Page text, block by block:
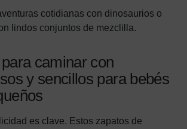
cotidianas con dinosaurios o
lindos conjuntos de mezclilla.
caminar con
y sencillos para bebés
es clave. Estos zapatos de